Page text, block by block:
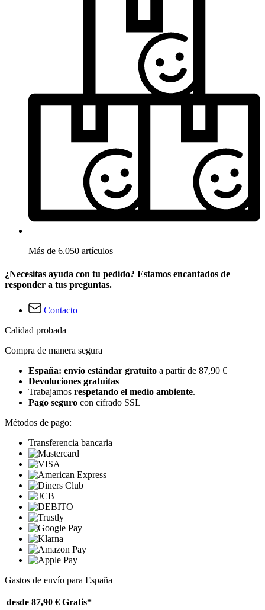
Más de 6.050 artículos
¿Necesitas ayuda con tu pedido? Estamos encantados de
responder a tus preguntas.
Contacto
Calidad probada
Compra de manera segura
España: envío estándar gratuito a partir de 87,90 €
Devoluciones gratuitas
Trabajamos respetando el medio ambiente.
Pago seguro con cifrado SSL
Métodos de pago:
Transferencia bancaria
Gastos de envío para España
desde 87,90 € Gratis*